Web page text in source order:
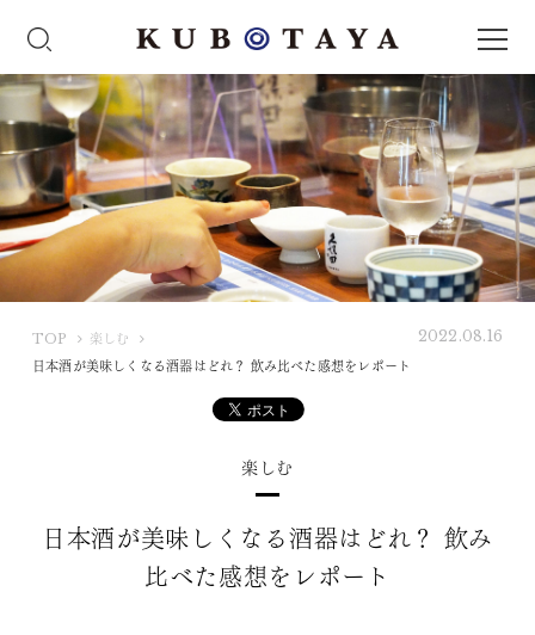
TOP
U
楽しむ
日本酒が美味しくなる酒器はどれ？ 飲み比べた感想をレポート
2022.08.16
楽しむ
日本酒が美味しくなる酒器はどれ？ 飲み
比べた感想をレポート